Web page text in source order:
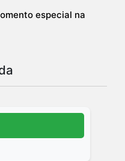
especial na